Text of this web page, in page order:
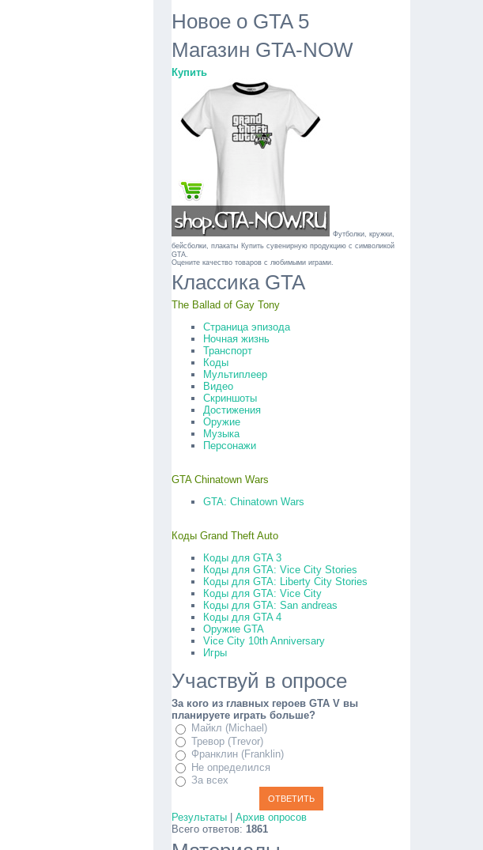
Новое о GTA 5
Магазин GTA-NOW
Купить
Футболки, кружки,
бейсболки, плакаты Купить сувенирную продукцию с символикой
GTA.
Оцените качество товаров с любимыми играми.
Классика GTA
The Ballad of Gay Tony
Страница эпизода
Ночная жизнь
Транспорт
Коды
Мультиплеер
Видео
Скриншоты
Достижения
Оружие
Музыка
Персонажи
GTA Chinatown Wars
GTA: Chinatown Wars
Коды Grand Theft Auto
Коды для GTA 3
Коды для GTA: Vice City Stories
Коды для GTA: Liberty City Stories
Коды для GTA: Vice City
Коды для GTA: San andreas
Коды для GTA 4
Оружие GTA
Vice City 10th Anniversary
Игры
Участвуй в опросе
За кого из главных героев GTA V вы
планируете играть больше?
Майкл (Michael)
Тревор (Trevor)
Франклин (Franklin)
Не определился
За всех
Результаты |Архив опросов
Всего ответов: 1861